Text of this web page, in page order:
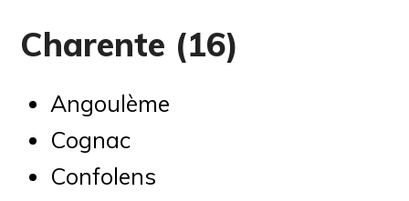
Charente (16)
Angoulème
Cognac
Confolens